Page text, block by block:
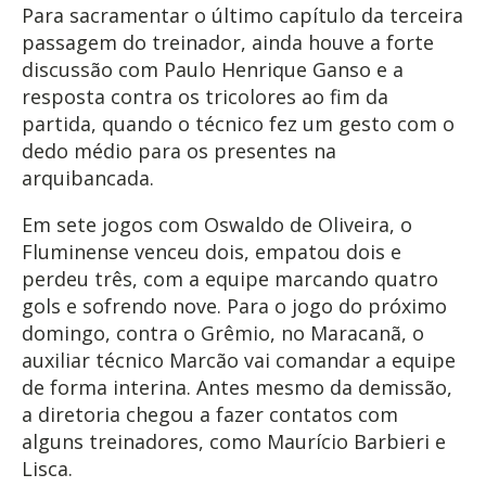
Para sacramentar o último capítulo da terceira
passagem do treinador, ainda houve a forte
discussão com Paulo Henrique Ganso e a
resposta contra os tricolores ao fim da
partida, quando o técnico fez um gesto com o
dedo médio para os presentes na
arquibancada.
Em sete jogos com Oswaldo de Oliveira, o
Fluminense venceu dois, empatou dois e
perdeu três, com a equipe marcando quatro
gols e sofrendo nove. Para o jogo do próximo
domingo, contra o Grêmio, no Maracanã, o
auxiliar técnico Marcão vai comandar a equipe
de forma interina. Antes mesmo da demissão,
a diretoria chegou a fazer contatos com
alguns treinadores, como Maurício Barbieri e
Lisca.